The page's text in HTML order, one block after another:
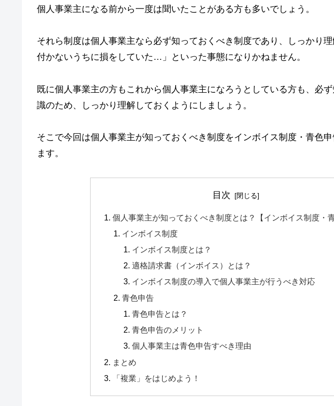
個人事業主になる前から一度は聞いたことがある方も多いでしょう。
それら制度は個人事業主なら必ず知っておくべき制度であり、しっかり
付かないうちに損をしていた…」といった事態になりかねません。
既に個人事業主の方もこれから個人事業主になろうとしている方も、必
識のため、しっかり理解しておくようにしましょう。
そこで今回は個人事業主が知っておくべき制度をインボイス制度・青色
ます。
目次
個人事業主が知っておくべき制度とは？【インボイス制度・青
インボイス制度
インボイス制度とは？
適格請求書（インボイス）とは？
インボイス制度の導入で個人事業主が行うべき対応
青色申告
青色申告とは？
青色申告のメリット
個人事業主は青色申告すべき理由
まとめ
「複業」をはじめよう！